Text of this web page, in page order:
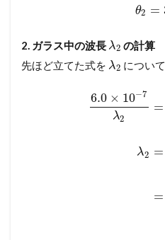
θ2 =
2. ガラス中の波長 λ2 の計算
先ほど立てた式を λ2 につい
6.0 × 10−7
λ2
λ2
=
=
=